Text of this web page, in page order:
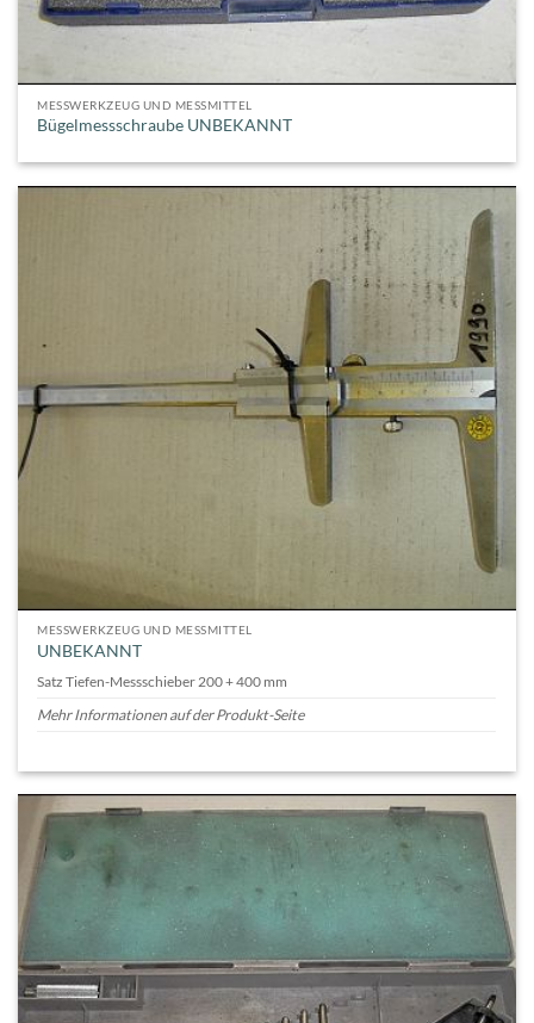
MESSWERKZEUG UND MESSMITTEL
Bügelmessschraube UNBEKANNT
MESSWERKZEUG UND MESSMITTEL
UNBEKANNT
Satz Tiefen-Messschieber 200 + 400 mm
Mehr Informationen auf der Produkt-Seite